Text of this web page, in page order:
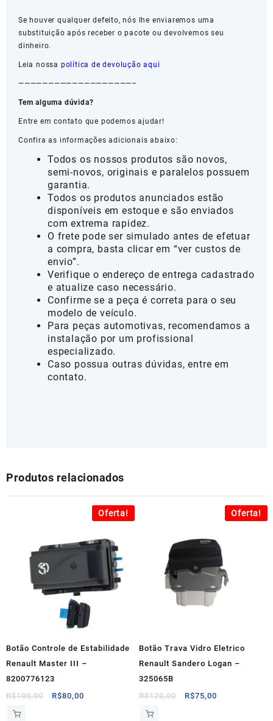
Se houver qualquer defeito, nós lhe enviaremos uma
substituição após receber o pacote ou devolvemos seu
dinheiro.
Leia nossa política de devolução aqui
———————————————————–
Tem alguma dúvida?
Entre em contato que podemos ajudar!
Confira as informações adicionais abaixo:
Todos os nossos produtos são novos,
semi-novos, originais e paralelos possuem
garantia.
Todos os produtos anunciados estão
disponíveis em estoque e são enviados
com extrema rapidez.
O frete pode ser simulado antes de efetuar
a compra, basta clicar em “ver custos de
envio”.
Verifique o endereço de entrega cadastrado
e atualize caso necessário.
Confirme se a peça é correta para o seu
modelo de veículo.
Para peças automotivas, recomendamos a
instalação por um profissional
especializado.
Caso possua outras dúvidas, entre em
contato.
Produtos relacionados
Oferta!
Botão Controle de Estabilidade
Renault Master III –
8200776123
R$100,00
O
R$80,00
Oferta!
Botão Trava Vidro Eletrico
Renault Sandero Logan –
325065B
R$120,00
O
R$75,00